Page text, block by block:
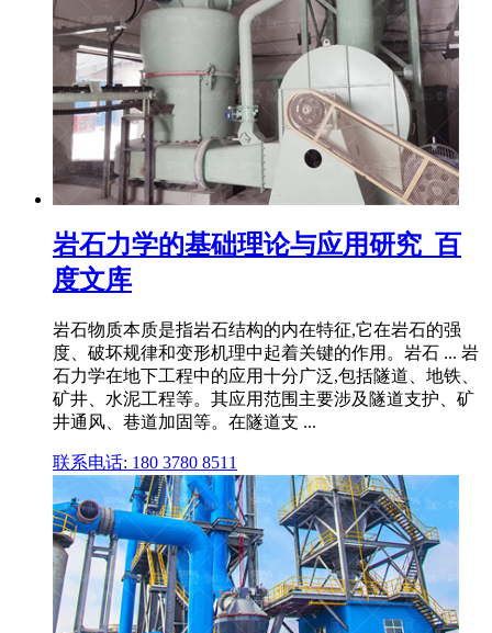
岩石力学的基础理论与应用研究_百
度文库
岩石物质本质是指岩石结构的内在特征,它在岩石的强
度、破坏规律和变形机理中起着关键的作用。岩石 ... 岩
石力学在地下工程中的应用十分广泛,包括隧道、地铁、
矿井、水泥工程等。其应用范围主要涉及隧道支护、矿
井通风、巷道加固等。在隧道支 ...
联系电话: 180 3780 8511